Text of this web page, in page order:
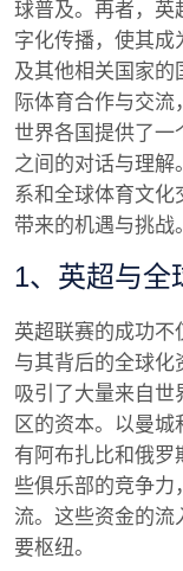
球普及。再者，英
字化传播，使其成
及其他相关国家的
际体育合作与交
世界各国提供了一
之间的对话与理解
系和全球体育文化
带来的机遇与挑战。
1、英超与全
英超联赛的成功不
与其背后的全球化
吸引了大量来自世
区的资本。以曼城
有阿布扎比和俄罗
些俱乐部的竞争力
流。这些资金的流
要枢纽。